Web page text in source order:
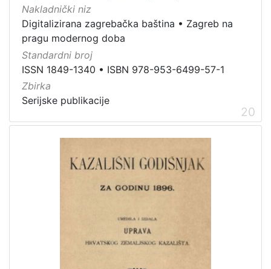
Nakladnički niz
Digitalizirana zagrebačka baština • Zagreb na
pragu modernog doba
Standardni broj
ISSN 1849-1340 • ISBN 978-953-6499-57-1
Zbirka
Serijske publikacije
20